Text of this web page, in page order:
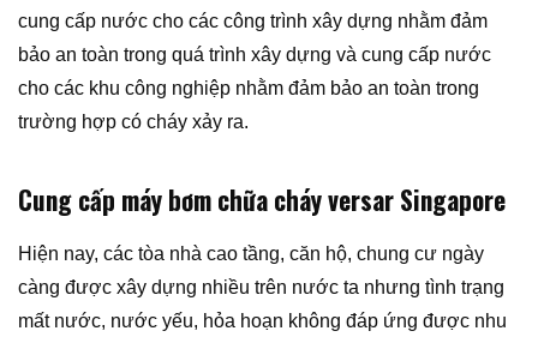
cung cấp nước cho các công trình xây dựng nhằm đảm
bảo an toàn trong quá trình xây dựng và cung cấp nước
cho các khu công nghiệp nhằm đảm bảo an toàn trong
trường hợp có cháy xảy ra.
Cung cấp máy bơm chữa cháy versar Singapore
Hiện nay, các tòa nhà cao tầng, căn hộ, chung cư ngày
càng được xây dựng nhiều trên nước ta nhưng tình trạng
mất nước, nước yếu, hỏa hoạn không đáp ứng được nhu